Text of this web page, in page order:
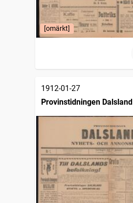
[omärkt]
1912-01-27
Provinstidningen Dalsland